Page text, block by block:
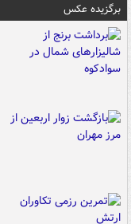
برگزیده عکس